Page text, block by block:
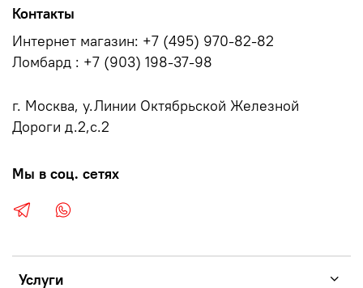
Услуги
Контакты
Интернет магазин: +7 (495) 970-82-82
Ломбард : +7 (903) 198-37-98
г. Москва, у.Линии Октябрьской Железной
Дороги д.2,с.2
Мы в соц. сетях